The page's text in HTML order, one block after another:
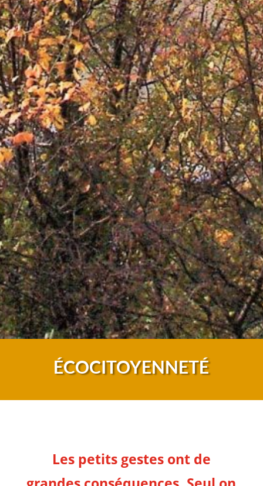
ÉCOCITOYENNETÉ
Les petits gestes ont de